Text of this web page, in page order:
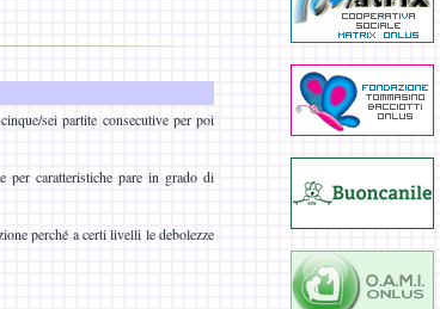
sei partite consecutive per poi
per caratteristiche pare in grado di
perché a certi livelli le debolezze